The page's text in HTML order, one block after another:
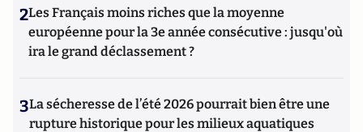
2Les Français moins riches que la moyenne
européenne pour la 3e année consécutive : jusqu'où
ira le grand déclassement ?
3La sécheresse de l’été 2026 pourrait bien être une
rupture historique pour les milieux aquatiques